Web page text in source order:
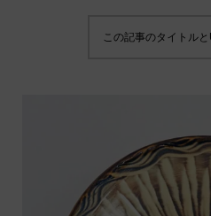
この記事のタイトル